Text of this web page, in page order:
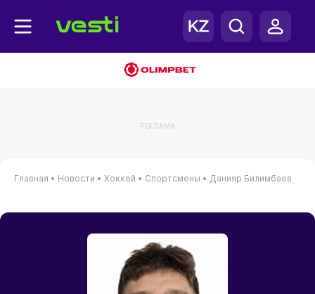
РЕКЛАМА
Главная • Новости • Хоккей • Спортсмены • Данияр Билимбаев